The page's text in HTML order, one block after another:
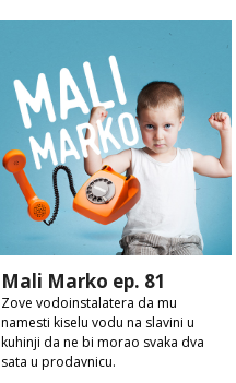
Mali Marko ep. 81
Zove vodoinstalatera da mu
namesti kiselu vodu na slavini u
kuhinji da ne bi morao svaka dva
sata u prodavnicu.